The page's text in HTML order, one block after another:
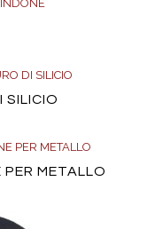
SILICIO
METALLO